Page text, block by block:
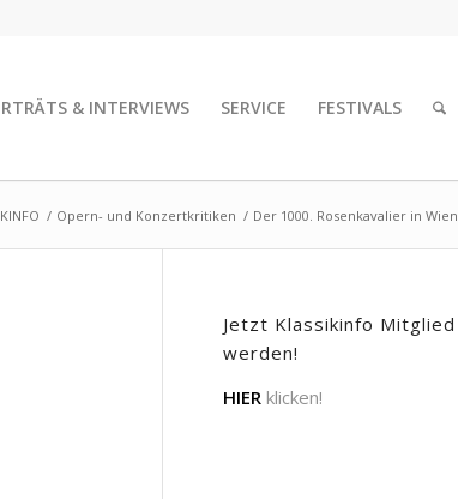
& INTERVIEWS SERVICE FESTIVALS
/ Opern- und Konzertkritiken / Der 1000. Rosenkavalier in Wien
Jetzt Klassikinfo Mitglied
werden!
HIER klicken!